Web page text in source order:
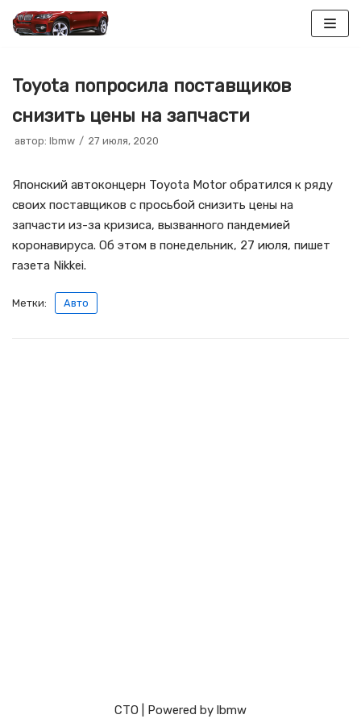
содержимому
Toyota попросила поставщиков
снизить цены на запчасти
автор: lbmw 27 июля, 2020
Японский автоконцерн Toyota Motor обратился к ряду
своих поставщиков с просьбой снизить цены на
запчасти из-за кризиса, вызванного пандемией
коронавируса. Об этом в понедельник, 27 июля, пишет
газета Nikkei.
Метки: Авто
СТО | Powered by lbmw